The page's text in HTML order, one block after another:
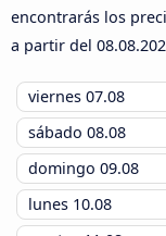
encontrarás los
a partir del
viernes 07.08
sábado 08.08
domingo 09.08
lunes 10.08